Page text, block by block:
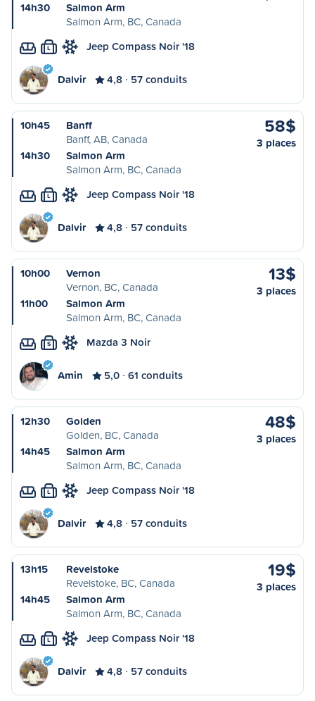
14h30
Salmon Arm
Salmon Arm, BC, Canada
L Jeep Compass Noir '18
Dalvir 4,8 57 conduits
10h45
Banff
Banff, AB, Canada
14h30
Salmon Arm
Salmon Arm, BC, Canada
58$
3 places
L Jeep Compass Noir '18
Dalvir 4,8 57 conduits
10h00
Vernon
Vernon, BC, Canada
11h00
Salmon Arm
Salmon Arm, BC, Canada
13$
3 places
S Mazda 3 Noir
Amin 5,0 61 conduits
12h30
Golden
Golden, BC, Canada
14h45
Salmon Arm
Salmon Arm, BC, Canada
48$
3 places
L Jeep Compass Noir '18
Dalvir 4,8 57 conduits
13h15
Revelstoke
Revelstoke, BC, Canada
14h45
Salmon Arm
Salmon Arm, BC, Canada
19$
3 places
L Jeep Compass Noir '18
Dalvir 4,8 57 conduits